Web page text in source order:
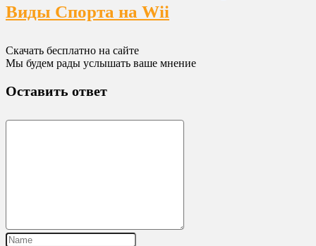
Виды Спорта на Wii
Скачать бесплатно на сайте
Мы будем рады услышать ваше мнение
Оставить ответ